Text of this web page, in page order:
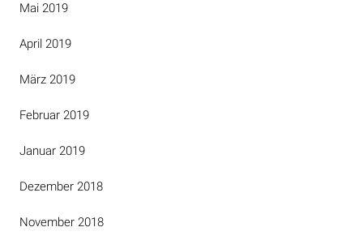
Mai 2019
April 2019
März 2019
Februar 2019
Januar 2019
Dezember 2018
November 2018